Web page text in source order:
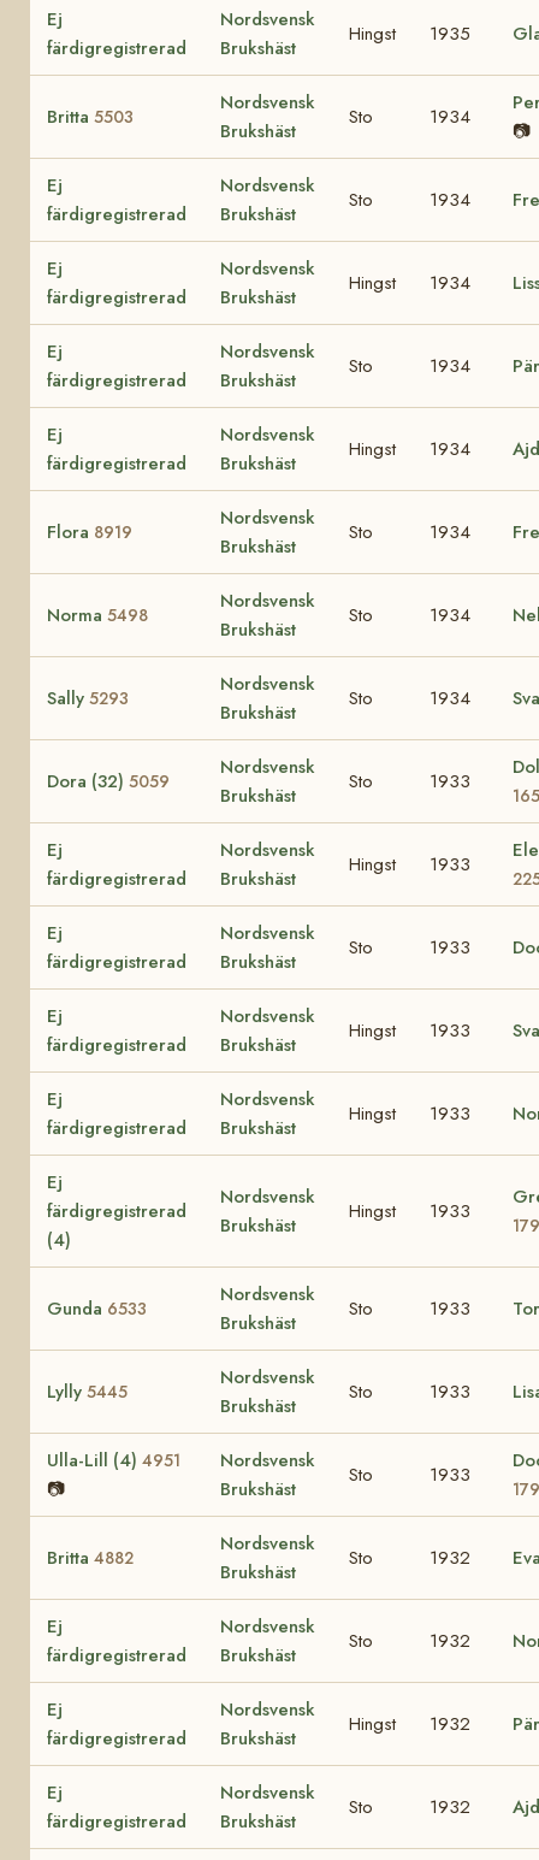
Ej
färdigregistrerad
Nordsvensk
Brukshäst
Hingst 1935
Britta 5503
Nordsvensk
Brukshäst
Sto 1934
📷
Ej
färdigregistrerad
Nordsvensk
Brukshäst
Sto 1934
Ej
färdigregistrerad
Nordsvensk
Brukshäst
Hingst 1934
Ej
färdigregistrerad
Nordsvensk
Brukshäst
Sto 1934
Ej
färdigregistrerad
Nordsvensk
Brukshäst
Hingst 1934
Flora 8919
Nordsvensk
Brukshäst
Sto 1934
Norma 5498
Nordsvensk
Brukshäst
Sto 1934
Sally 5293
Nordsvensk
Brukshäst
Sto 1934
Dora (32) 5059
Nordsvensk
Brukshäst
Sto 1933
Ej
färdigregistrerad
Nordsvensk
Brukshäst
Hingst 1933
Ej
färdigregistrerad
Nordsvensk
Brukshäst
Sto 1933
Ej
färdigregistrerad
Nordsvensk
Brukshäst
Hingst 1933
Ej
färdigregistrerad
Nordsvensk
Brukshäst
Hingst 1933
Ej
färdigregistrerad
(4)
Nordsvensk
Brukshäst
Hingst 1933
Gunda 6533
Nordsvensk
Brukshäst
Sto 1933
Lylly 5445
Nordsvensk
Brukshäst
Sto 1933
Ulla-Lill (4) 4951
📷
Nordsvensk
Brukshäst
Sto 1933
Britta 4882
Nordsvensk
Brukshäst
Sto 1932
Ej
färdigregistrerad
Nordsvensk
Brukshäst
Sto 1932
Ej
färdigregistrerad
Nordsvensk
Brukshäst
Hingst 1932
Ej
färdigregistrerad
Nordsvensk
Brukshäst
Sto 1932